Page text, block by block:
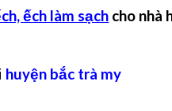
ếch làm sạch cho nhà
huyện bắc trà my